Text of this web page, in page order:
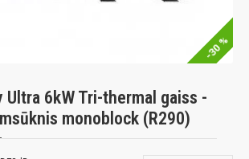
-30 %
Ultra 6kW Tri-thermal gaiss -
monoblock (R290)